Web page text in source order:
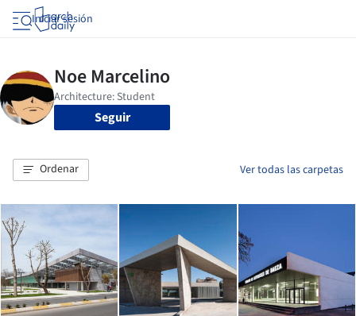
Iniciar sesión
Seguir
Ordenar Ver todas las carpetas